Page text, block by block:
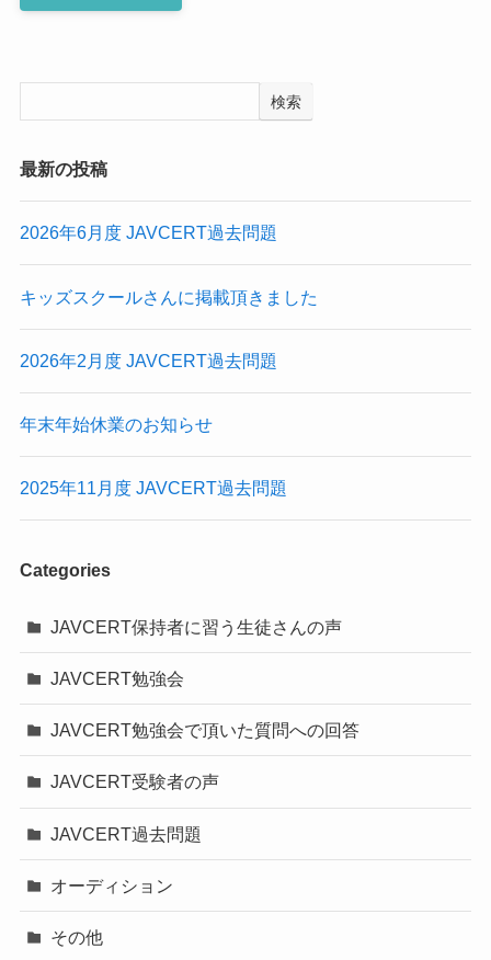
検索
最新の投稿
2026年6月度 JAVCERT過去問題
キッズスクールさんに掲載頂きました
2026年2月度 JAVCERT過去問題
年末年始休業のお知らせ
2025年11月度 JAVCERT過去問題
Categories
JAVCERT保持者に習う生徒さんの声
JAVCERT勉強会
JAVCERT勉強会で頂いた質問への回答
JAVCERT受験者の声
JAVCERT過去問題
オーディション
その他